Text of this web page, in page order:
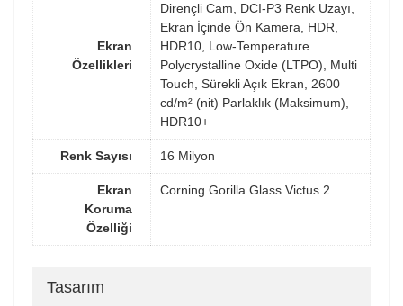
Ekran
Özellikleri
Dirençli Cam, DCI-P3 Renk Uzayı,
Ekran İçinde Ön Kamera, HDR,
HDR10, Low-Temperature
Polycrystalline Oxide (LTPO), Multi
Touch, Sürekli Açık Ekran, 2600
cd/m² (nit) Parlaklık (Maksimum),
HDR10+
Renk Sayısı 16 Milyon
Ekran
Koruma
Özelliği
Corning Gorilla Glass Victus 2
Tasarım